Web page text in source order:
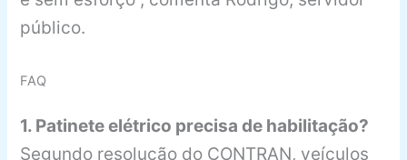
público.
FAQ
1. Patinete elétrico precisa de habilitação?
Segundo resolução do CONTRAN, veículos